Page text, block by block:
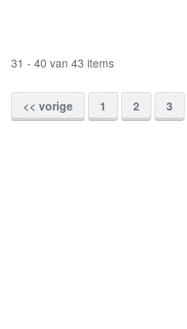
31 - 40 van 43 items
<< vorige 1 2 3